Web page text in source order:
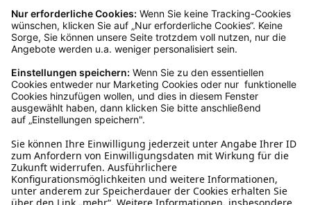
Ware muss ungetragen, ungeöffnet und
originalverpackt sein. Bei Verwendung des
Retourelabels übernehmen wir die
Rücksendekosten.
Wie funktioniert die
Rücksendung?
Bitte fülle das Rücksendeformular aus. Dieses
findest du online. Verpacke die Artikel
anschließend sicher und klebe das
Rücksendeetikett auf das Paket. Dieses kannst du